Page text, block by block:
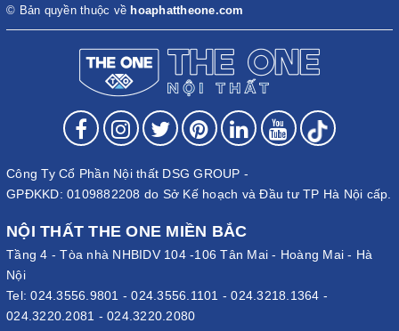
© Bản quyền thuộc về hoaphattheone.com
Công Ty Cổ Phần Nội thất DSG GROUP -
GPĐKKD: 0109882208 do Sở Kế hoạch và Đầu tư TP Hà Nội cấp.
NỘI THẤT THE ONE MIỀN BẮC
Tầng 4 - Tòa nhà NHBIDV 104 -106 Tân Mai - Hoàng Mai - Hà
Nội
Tel:024.3556.9801 -024.3556.1101 -024.3218.1364 -
024.3220.2081 - 024.3220.2080